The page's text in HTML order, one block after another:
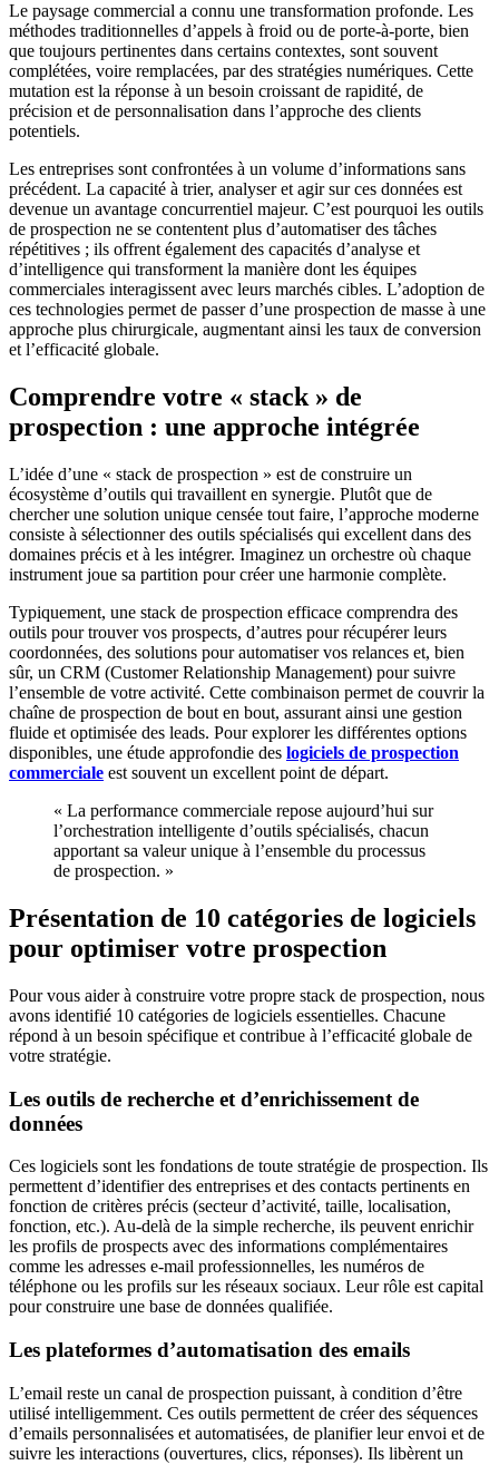
Le paysage commercial a connu une transformation profonde. Les
méthodes traditionnelles d’appels à froid ou de porte-à-porte, bien
que toujours pertinentes dans certains contextes, sont souvent
complétées, voire remplacées, par des stratégies numériques. Cette
mutation est la réponse à un besoin croissant de rapidité, de
précision et de personnalisation dans l’approche des clients
potentiels.
Les entreprises sont confrontées à un volume d’informations sans
précédent. La capacité à trier, analyser et agir sur ces données est
devenue un avantage concurrentiel majeur. C’est pourquoi les outils
de prospection ne se contentent plus d’automatiser des tâches
répétitives ; ils offrent également des capacités d’analyse et
d’intelligence qui transforment la manière dont les équipes
commerciales interagissent avec leurs marchés cibles. L’adoption de
ces technologies permet de passer d’une prospection de masse à une
approche plus chirurgicale, augmentant ainsi les taux de conversion
et l’efficacité globale.
Comprendre votre « stack » de
prospection : une approche intégrée
L’idée d’une « stack de prospection » est de construire un
écosystème d’outils qui travaillent en synergie. Plutôt que de
chercher une solution unique censée tout faire, l’approche moderne
consiste à sélectionner des outils spécialisés qui excellent dans des
domaines précis et à les intégrer. Imaginez un orchestre où chaque
instrument joue sa partition pour créer une harmonie complète.
Typiquement, une stack de prospection efficace comprendra des
outils pour trouver vos prospects, d’autres pour récupérer leurs
coordonnées, des solutions pour automatiser vos relances et, bien
sûr, un CRM (Customer Relationship Management) pour suivre
l’ensemble de votre activité. Cette combinaison permet de couvrir la
chaîne de prospection de bout en bout, assurant ainsi une gestion
fluide et optimisée des leads. Pour explorer les différentes options
disponibles, une étude approfondie des logiciels de prospection
commerciale est souvent un excellent point de départ.
« La performance commerciale repose aujourd’hui sur
l’orchestration intelligente d’outils spécialisés, chacun
apportant sa valeur unique à l’ensemble du processus
de prospection. »
Présentation de 10 catégories de logiciels
pour optimiser votre prospection
Pour vous aider à construire votre propre stack de prospection, nous
avons identifié 10 catégories de logiciels essentielles. Chacune
répond à un besoin spécifique et contribue à l’efficacité globale de
votre stratégie.
Les outils de recherche et d’enrichissement de
données
Ces logiciels sont les fondations de toute stratégie de prospection. Ils
permettent d’identifier des entreprises et des contacts pertinents en
fonction de critères précis (secteur d’activité, taille, localisation,
fonction, etc.). Au-delà de la simple recherche, ils peuvent enrichir
les profils de prospects avec des informations complémentaires
comme les adresses e-mail professionnelles, les numéros de
téléphone ou les profils sur les réseaux sociaux. Leur rôle est capital
pour construire une base de données qualifiée.
Les plateformes d’automatisation des emails
L’email reste un canal de prospection puissant, à condition d’être
utilisé intelligemment. Ces outils permettent de créer des séquences
d’emails personnalisées et automatisées, de planifier leur envoi et de
suivre les interactions (ouvertures, clics, réponses). Ils libèrent un